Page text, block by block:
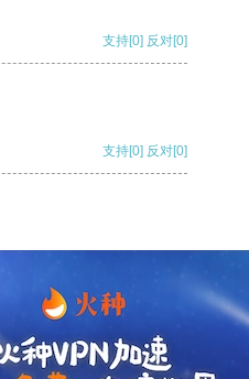
支持[0] 反对[0]
支持[0] 反对[0]
支持 [0] 反对 [0]